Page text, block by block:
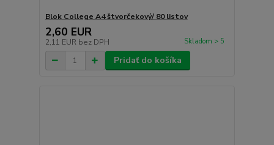
Blok College A4 štvorčekový/ 80 listov
2,60 EUR
2,11 EUR bez DPH Skladom > 5
Pridať do košíka